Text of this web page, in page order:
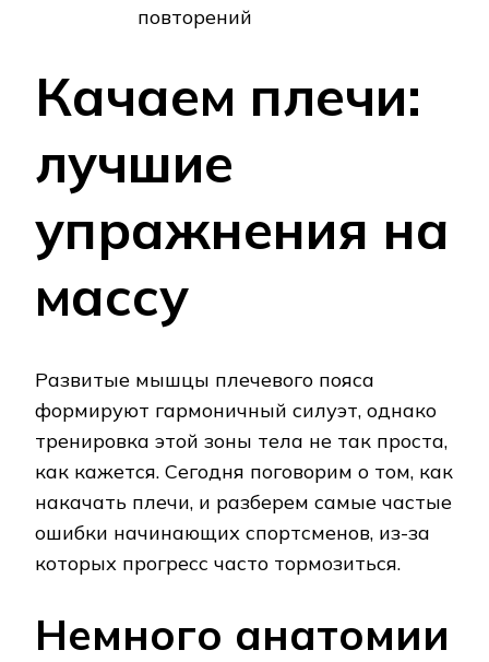
повторений
Качаем плечи:
лучшие
упражнения на
массу
Развитые мышцы плечевого пояса
формируют гармоничный силуэт, однако
тренировка этой зоны тела не так проста,
как кажется. Сегодня поговорим о том, как
накачать плечи, и разберем самые частые
ошибки начинающих спортсменов, из-за
которых прогресс часто тормозиться.
Немного анатомии